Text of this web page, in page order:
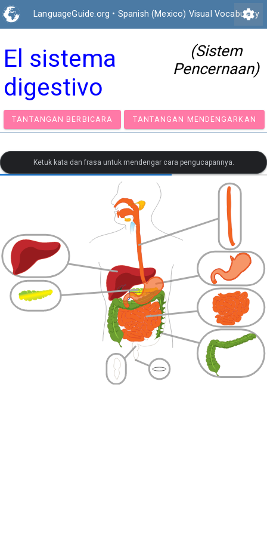
LanguageGuide.org • Spanish (Mexico) Visual Vocabulary
settings
El sistema
digestivo
(Sistem
Pencernaan)
TANTANGAN BERBICARA TANTANGAN
Ketuk kata dan frasa untuk mendengar cara pengucapannya.